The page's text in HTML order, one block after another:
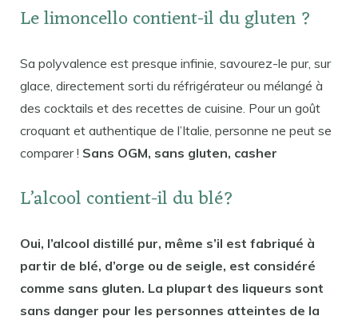
Le limoncello contient-il du gluten ?
Sa polyvalence est presque infinie, savourez-le pur, sur
glace, directement sorti du réfrigérateur ou mélangé à
des cocktails et des recettes de cuisine. Pour un goût
croquant et authentique de l’Italie, personne ne peut se
comparer ! Sans OGM, sans gluten, casher
L’alcool contient-il du blé?
Oui, l’alcool distillé pur, même s’il est fabriqué à
partir de blé, d’orge ou de seigle, est considéré
comme sans gluten. La plupart des liqueurs sont
sans danger pour les personnes atteintes de la